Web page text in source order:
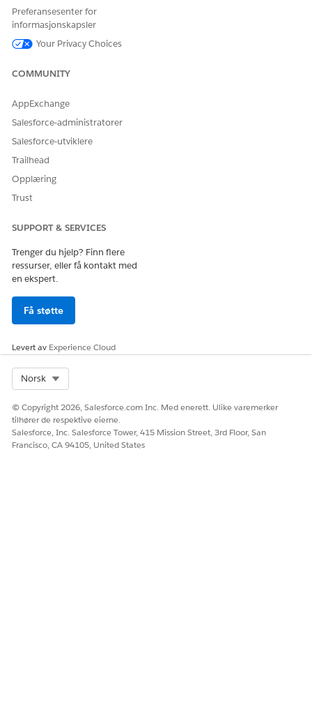
La oss få vite det slik at vi kan forbedre!
Preferansesenter for
informasjonskapsler
Your Privacy Choices
COMMUNITY
AppExchange
Salesforce-administratorer
Salesforce-utviklere
Trailhead
Opplæring
Trust
SUPPORT & SERVICES
Trenger du hjelp? Finn flere
ressurser, eller få kontakt med
en ekspert.
Få støtte
Levert av Experience Cloud
Norsk
© Copyright 2026, Salesforce.com Inc. Med enerett. Ulike varemerker
tilhører de respektive eierne.
Salesforce, Inc. Salesforce Tower, 415 Mission Street, 3rd Floor, San
Francisco, CA 94105, United States